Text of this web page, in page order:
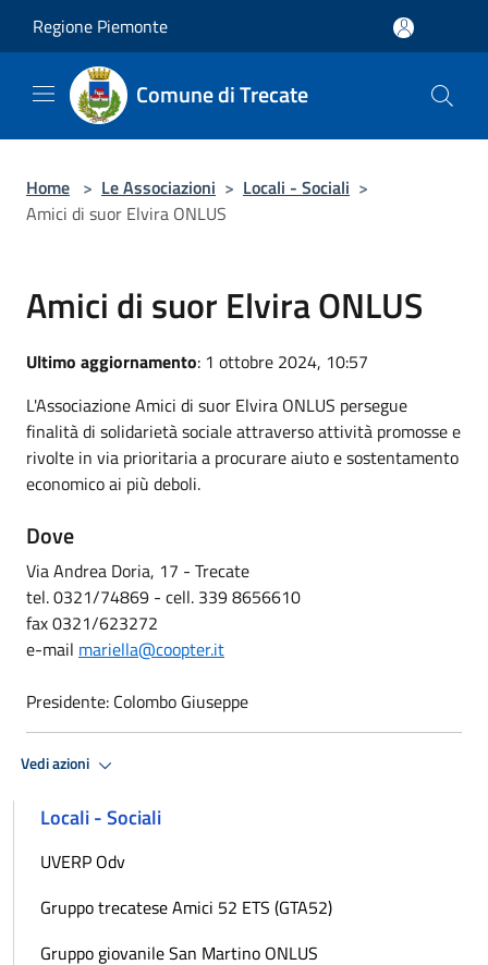
Regione Piemonte
Comune di Trecate
Home > Le Associazioni > Locali - Sociali >
Amici di suor Elvira ONLUS
Amici di suor Elvira ONLUS
Ultimo aggiornamento: 1 ottobre 2024, 10:57
L'Associazione Amici di suor Elvira ONLUS persegue
finalità di solidarietà sociale attraverso attività promosse e
rivolte in via prioritaria a procurare aiuto e sostentamento
economico ai più deboli.
Dove
Via Andrea Doria, 17 - Trecate
tel. 0321/74869 - cell. 339 8656610
fax 0321/623272
e-mail mariella@coopter.it
Presidente: Colombo Giuseppe
Vedi azioni
Locali - Sociali
UVERP Odv
Gruppo trecatese Amici 52 ETS (GTA52)
Gruppo giovanile San Martino ONLUS